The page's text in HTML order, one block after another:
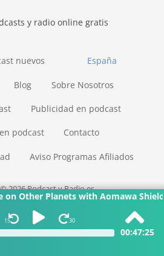
Other Planets with Aomawa Shields
15 30
00:47:25
y radio online gratis
España
nuevos
Blog Sobre Nosotros
Publicidad en podcast
podcast Contacto
Aviso Programas Afiliados
2026 Podcast y Radio.es